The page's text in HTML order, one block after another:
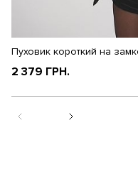
Пуховик короткий на
2 379 ГРН.